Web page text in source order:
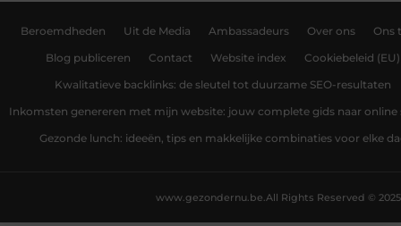
Beroemdheden Uit de Media Ambassadeurs Over ons Ons
Blog publiceren Contact Website index Cookiebeleid (EU)
Kwalitatieve backlinks: de sleutel tot duurzame SEO-resultaten
Inkomsten genereren met mijn website: jouw complete gids naar online
Gezonde lunch: ideeën, tips en makkelijke combinaties voor elke
All Rights Reserved © 2025
www.gezondernu.be.